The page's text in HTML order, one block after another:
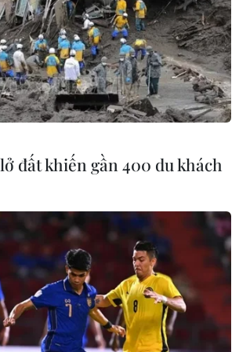
sản duy trì đà tăng trưởng,
tỷ USD
đất khiến gần 400 du khách